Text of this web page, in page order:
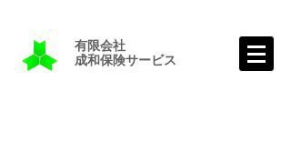
有限会社
成和保険サービス